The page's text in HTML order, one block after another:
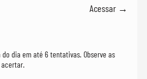
Acessar →
dia em até 6 tentativas. Observe as